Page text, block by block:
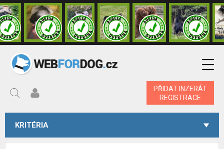
PŘIDAT INZERÁT
REGISTRACE
KRITÉRIA